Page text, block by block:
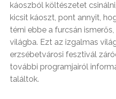
káoszból költészetet
kicsit káoszt, pont annyit,
térni ebbe a furcsán
világba. Ezt az izgalmas
erzsébetvárosi fesztivál
további programjairól
találtok.